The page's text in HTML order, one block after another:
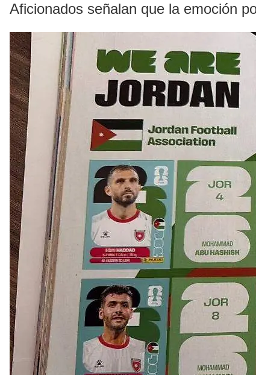
Aficionados señalan que la emoción